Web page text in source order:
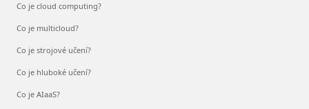
Co je cloud computing?
Co je multicloud?
Co je strojové učení?
Co je hluboké učení?
Co je AIaaS?